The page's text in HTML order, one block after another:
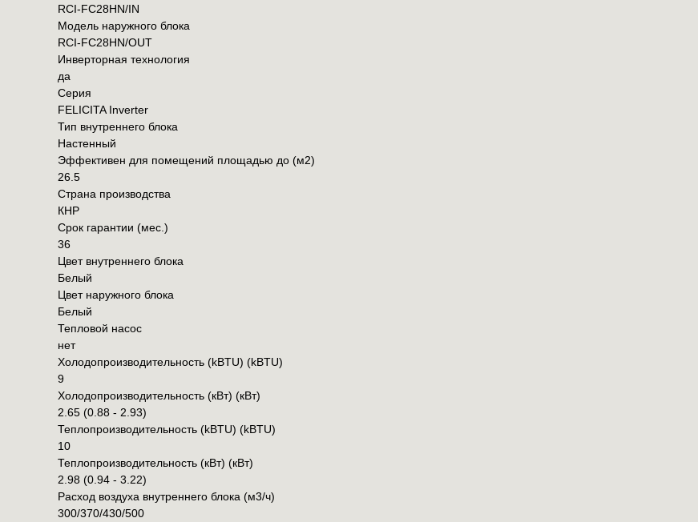
RCI-FC28HN/IN
Модель наружного блока
RCI-FC28HN/OUT
Инверторная технология
да
Серия
FELICITA Inverter
Тип внутреннего блока
Настенный
Эффективен для помещений площадью до (м2)
26.5
Страна производства
КНР
Срок гарантии (мес.)
36
Цвет внутреннего блока
Белый
Цвет наружного блока
Белый
Тепловой насос
нет
Холодопроизводительность (kBTU) (kBTU)
9
Холодопроизводительность (кВт) (кВт)
2.65 (0.88 - 2.93)
Теплопроизводительность (kBTU) (kBTU)
10
Теплопроизводительность (кВт) (кВт)
2.98 (0.94 - 3.22)
Расход воздуха внутреннего блока (м3/ч)
300/370/430/500